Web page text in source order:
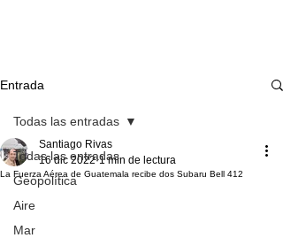
Entrada
Todas las entradas
Geopolítica
Aire
Mar
Todas las entradas
La Fuerza Aérea de Guatemala recibe dos Subaru Bell 412
Santiago Rivas
16 dic 2022 1 min de lectura